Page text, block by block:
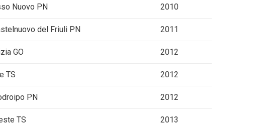
Nuovo PN 2010
del Friuli PN 2011
GO 2012
TS 2012
PN 2012
TS 2013